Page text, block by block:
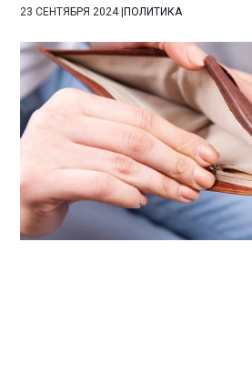
23 СЕНТЯБРЯ 2024|ПОЛИТИКА